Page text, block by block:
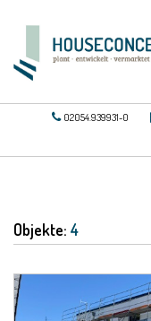
02054.939931-0
Objekte: 4